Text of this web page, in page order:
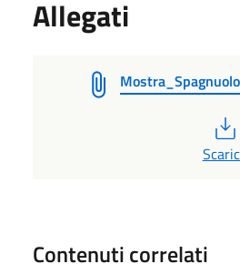
Allegati
Mostra_Spagnuolo
Contenuti correlati